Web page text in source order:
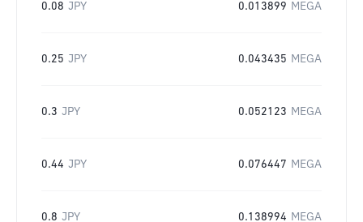
0.08 JPY 0.013899 MEGA
0.25 JPY 0.043435 MEGA
0.3 JPY 0.052123 MEGA
0.44 JPY 0.076447 MEGA
0.8 JPY 0.138994 MEGA